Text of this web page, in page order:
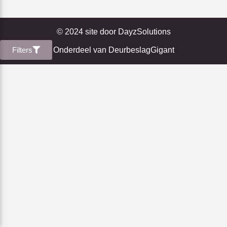
Filters
© 2024 site door DayzSolutions
Onderdeel van DeurbeslagGigant